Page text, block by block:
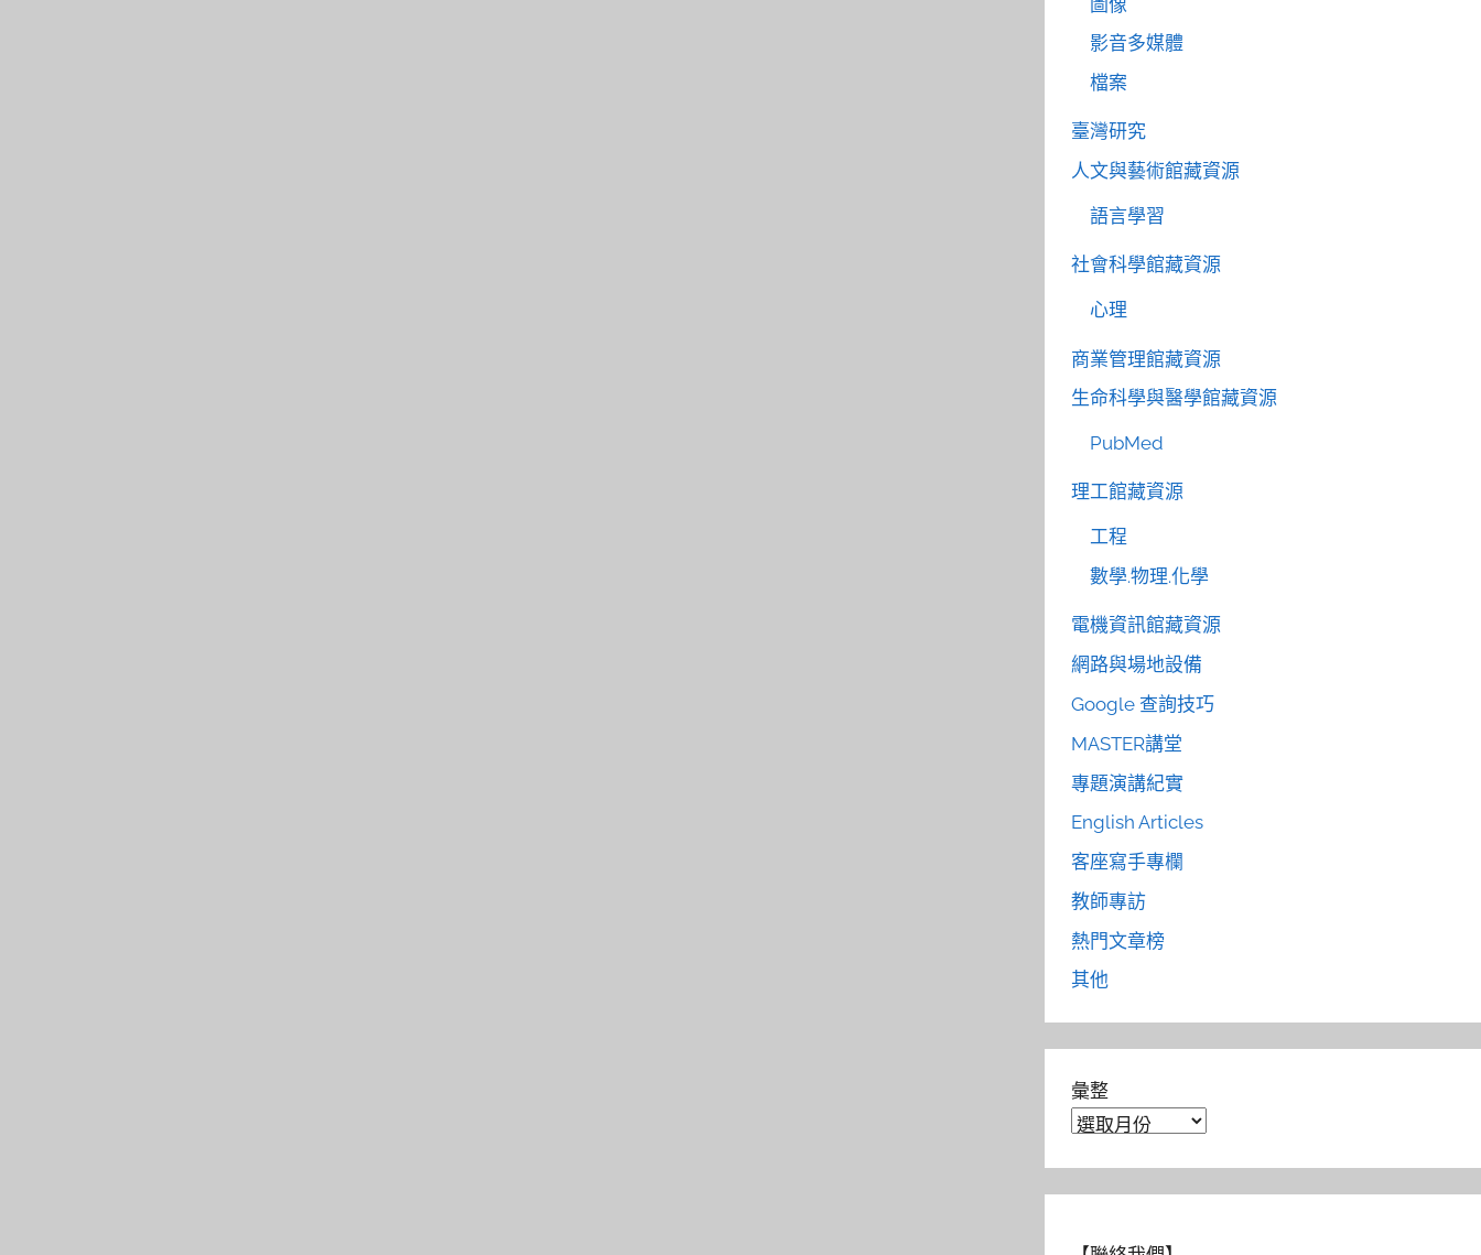
影音多媒體
檔案
臺灣研究
人文與藝術館藏資源
語言學習
社會科學館藏資源
心理
商業管理館藏資源
生命科學與醫學館藏資源
PubMed
理工館藏資源
工程
數學.物理.化學
電機資訊館藏資源
網路與場地設備
Google 查詢技巧
MASTER講堂
專題演講紀實
English Articles
客座寫手專欄
教師專訪
熱門文章榜
其他
彙整